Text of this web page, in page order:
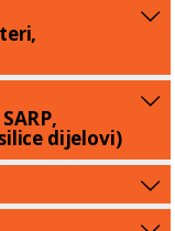
dijelovi)